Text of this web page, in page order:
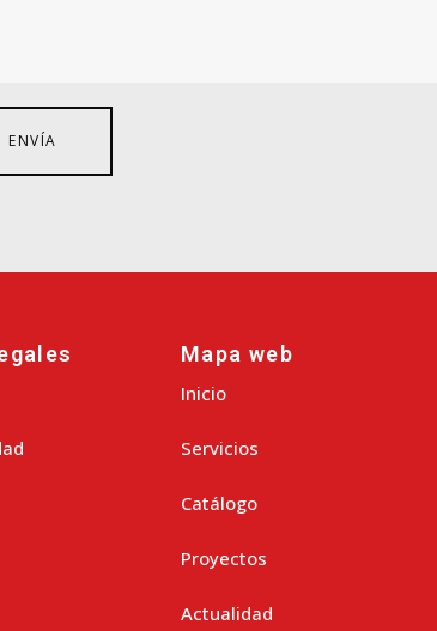
Mapa web
Inicio
Servicios
Catálogo
Proyectos
Actualidad